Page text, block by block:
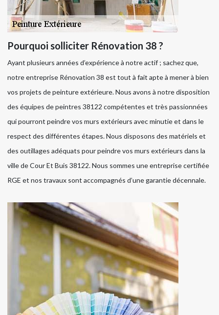
Pourquoi solliciter Rénovation 38 ?
Ayant plusieurs années d’expérience à notre actif ; sachez que,
notre entreprise Rénovation 38 est tout à fait apte à mener à bien
vos projets de peinture extérieure. Nous avons à notre disposition
des équipes de peintres 38122 compétentes et très passionnées
qui pourront peindre vos murs extérieurs avec minutie et dans le
respect des différentes étapes. Nous disposons des matériels et
des outillages adéquats pour peindre vos murs extérieurs dans la
ville de Cour Et Buis 38122. Nous sommes une entreprise certifiée
RGE et nos travaux sont accompagnés d’une garantie décennale.